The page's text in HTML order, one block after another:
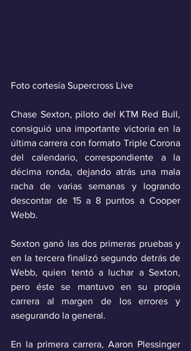
Foto cortesía Supercross Live
Chase Sexton, piloto del KTM Red Bull,
consiguió una importante victoria en la
última carrera con formato Triple Corona
del calendario, correspondiente a la
décima ronda, dejando atrás una mala
racha de varias semanas y logrando
descontar de 15 a 8 puntos a Cooper
Webb.
Sexton ganó las dos primeras pruebas y
en la tercera finalizó segundo detrás de
Webb, quien tentó a luchar a Sexton,
pero éste se mantuvo en su propia
carrera al margen de los errores y
asegurando la general.
En la primera carrera, Aaron Plessinger